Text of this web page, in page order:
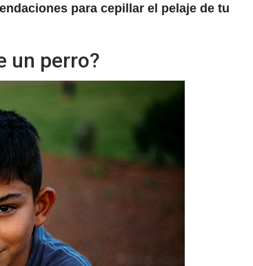
para cepillar el pelaje de tu
un perro?